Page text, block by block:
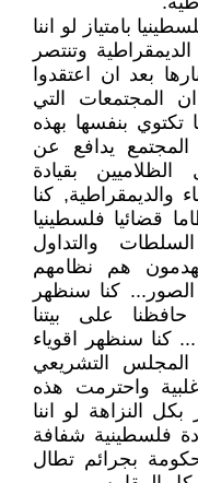
بامتياز لو اننا
وتنتصر
بعد ان اعتقدوا
المجتمعات التي
بنفسها بهذه
يدافع عن
الظلاميين بقيادة
كنا
قضائيا فلسطينيا
والتداول
هم نظامهم
الصور... كنا سنظهر
على بيتنا
كنا سنظهر اقوياء
التشريعي
واحترمت هذه
النزاهة لو اننا
فلسطينية شفافة
بجرائم تطال